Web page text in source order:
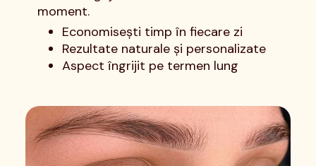
moment.
Economisești timp în fiecare zi
Rezultate naturale și personalizate
Aspect îngrijit pe termen lung